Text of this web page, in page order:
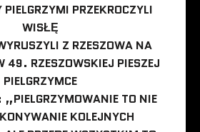
PIELGRZYMI PRZEKROCZYLI
WISŁĘ
Z RZESZOWA NA
49. RZESZOWSKIEJ PIESZEJ
PIELGRZYMCE
TO NIE
KOLEJNYCH